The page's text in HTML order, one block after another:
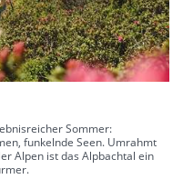
Sommer:
funkelnde Seen. Umrahmt
Alpen ist das Alpbachtal ein